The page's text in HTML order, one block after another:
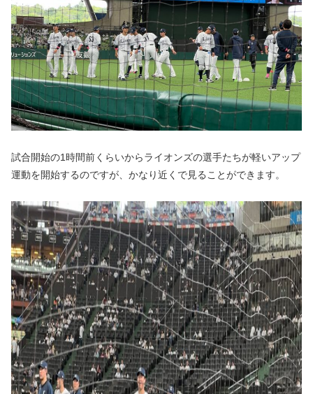
試合開始の1時間前くらいからライオンズの選手たちが軽いアップ
運動を開始するのですが、かなり近くで見ることができます。